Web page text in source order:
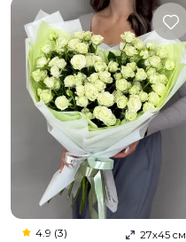
4.9 (3) 27х45 см